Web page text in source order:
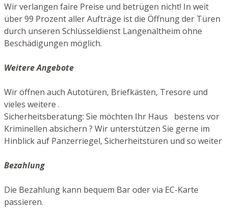
Wir verlangen faire Preise und betrügen nicht! In weit
über 99 Prozent aller Aufträge ist die Öffnung der Türen
durch unseren Schlüsseldienst Langenaltheim ohne
Beschädigungen möglich.
Weitere Angebote
Wir öffnen auch Autotüren, Briefkästen, Tresore und
vieles weitere .
Sicherheitsberatung: Sie möchten Ihr Haus bestens vor
Kriminellen absichern ? Wir unterstützen Sie gerne im
Hinblick auf Panzerriegel, Sicherheitstüren und so weiter
Bezahlung
Die Bezahlung kann bequem Bar oder via EC-Karte
passieren.